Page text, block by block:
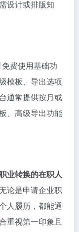
设计或排版知
费使用基础功
模板、导出选项
通常提供按月或
、高级导出功能
业转换的在职人
论是申请企业职
人履历，都能通
重视第一印象且